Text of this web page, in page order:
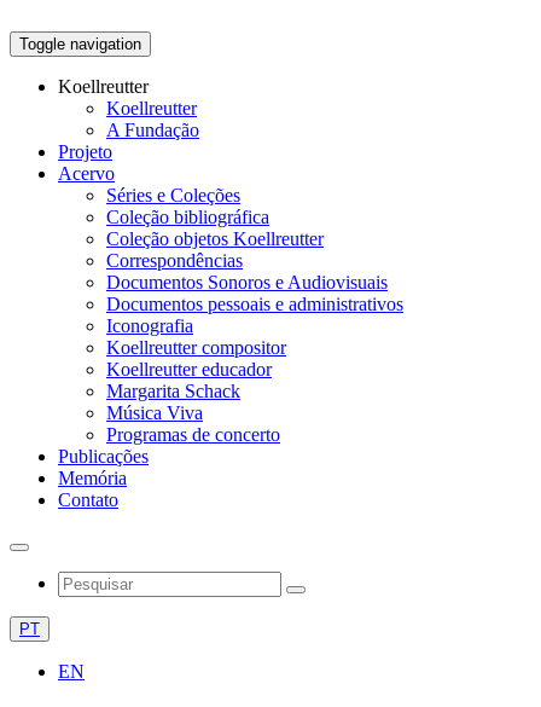
Toggle navigation
Koellreutter
Koellreutter
A Fundação
Projeto
Acervo
Séries e Coleções
Coleção bibliográfica
Coleção objetos Koellreutter
Correspondências
Documentos Sonoros e Audiovisuais
Documentos pessoais e administrativos
Iconografia
Koellreutter compositor
Koellreutter educador
Margarita Schack
Música Viva
Programas de concerto
Publicações
Memória
Contato
PT
EN